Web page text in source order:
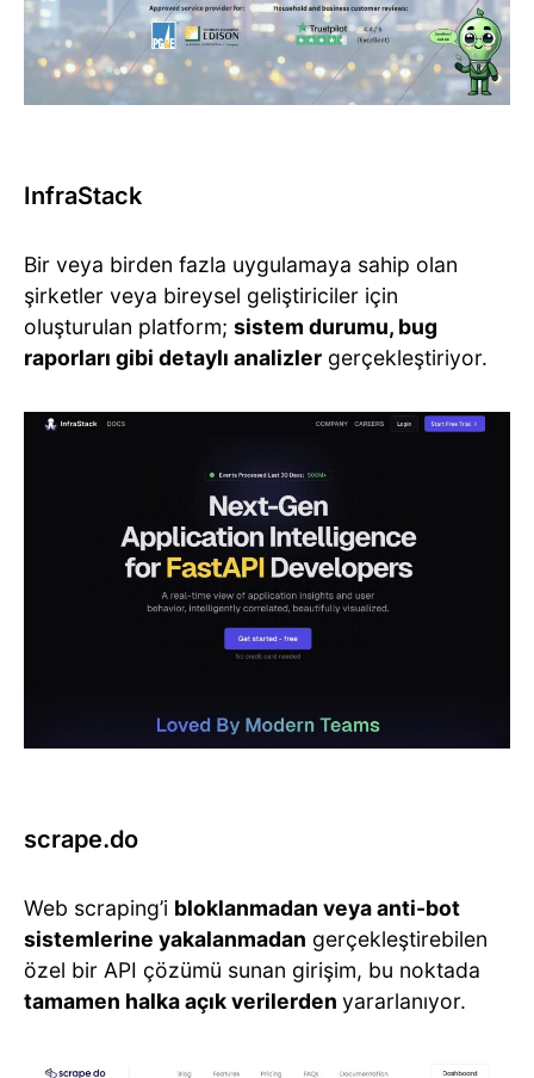
InfraStack
Bir veya birden fazla uygulamaya sahip olan
şirketler veya bireysel geliştiriciler için
oluşturulan platform; sistem durumu, bug
raporları gibi detaylı analizler gerçekleştiriyor.
scrape.do
Web scraping’i bloklanmadan veya anti-bot
sistemlerine yakalanmadan gerçekleştirebilen
özel bir API çözümü sunan girişim, bu noktada
tamamen halka açık verilerden yararlanıyor.